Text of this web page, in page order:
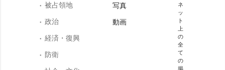
被占領地
政治
経済・復興
防衛
写真
動画
ネ
ッ
ト
上
の
全
て
の
掲